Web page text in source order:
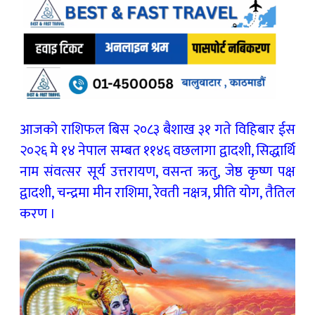
आजको राशिफल बिस २०८३ बैशाख ३१ गते विहिबार ईस
२०२६ मे १४ नेपाल सम्बत ११४६ वछलागा द्वादशी, सिद्धार्थि
नाम संवत्सर सूर्य उत्तरायण, वसन्त ऋतु, जेष्ठ कृष्ण पक्ष
द्वादशी, चन्द्रमा मीन राशिमा, रेवती नक्षत्र, प्रीति योग, तैतिल
करण ।